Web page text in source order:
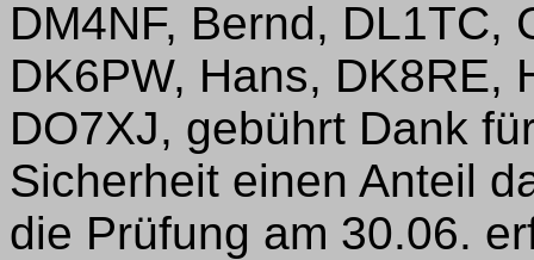
DM4NF, Bernd, DL1TC,
DK6PW, Hans, DK8RE,
DO7XJ, gebührt Dank
Sicherheit einen Anteil
die Prüfung am 30.06.